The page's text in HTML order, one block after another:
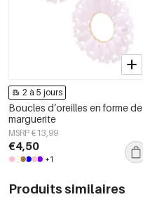
2 à 5 jours
Boucles d’oreilles en forme de
marguerite
MSRP €13,99
€4,50
+1
Produits similaires